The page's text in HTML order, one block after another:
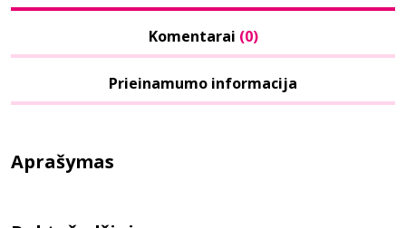
Komentarai (0)
Prieinamumo informacija
Aprašymas